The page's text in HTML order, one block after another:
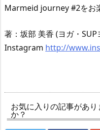
Marmeid journey #2をお
著：坂部 美香 (ヨガ・
Instagram http://
お気に入りの記事があ
か？